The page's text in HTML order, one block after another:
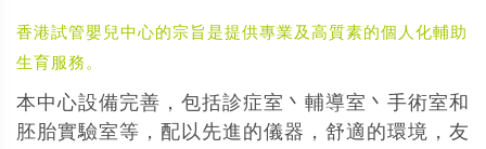
香港試管嬰兒中心的宗旨是提供專業及高質素的個人化輔助
生育服務。
本中心設備完善，包括診症室丶輔導室丶手術室和
胚胎實驗室等，配以先進的儀器，舒適的環境，友